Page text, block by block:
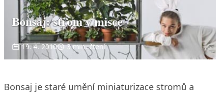
Bonsaj: strom v misce
19. 4. 2010 3 min. čtení
Bonsaj je staré umění miniaturizace stromů a